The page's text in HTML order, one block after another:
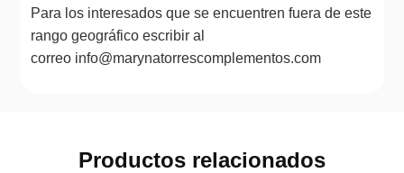
Para los interesados que se encuentren fuera de este
rango geográfico escribir al
correo info@marynatorrescomplementos.com
Productos relacionados